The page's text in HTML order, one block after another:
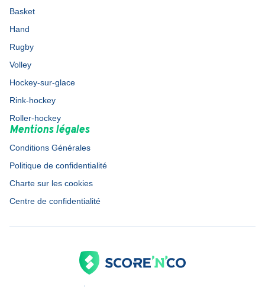
Basket
Hand
Rugby
Volley
Hockey-sur-glace
Rink-hockey
Roller-hockey
Mentions légales
Conditions Générales
Politique de confidentialité
Charte sur les cookies
Centre de confidentialité